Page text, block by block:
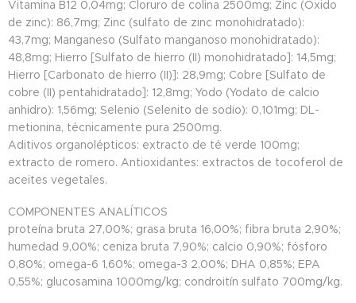
Vitamina B12 0,04mg; Cloruro de colina 2500mg; Zinc (Óxido
de zinc): 86,7mg; Zinc (sulfato de zinc monohidratado):
43,7mg; Manganeso (Sulfato manganoso monohidratado):
48,8mg; Hierro [Sulfato de hierro (II) monohidratado]: 14,5mg;
Hierro [Carbonato de hierro (II)]: 28,9mg; Cobre [Sulfato de
cobre (II) pentahidratado]: 12,8mg; Yodo (Yodato de calcio
anhidro): 1,56mg; Selenio (Selenito de sodio): 0,101mg; DL-
metionina, técnicamente pura 2500mg.
Aditivos organolépticos: extracto de té verde 100mg;
extracto de romero. Antioxidantes: extractos de tocoferol de
aceites vegetales.
COMPONENTES ANALÍTICOS
proteína bruta 27,00%; grasa bruta 16,00%; fibra bruta 2,90%;
humedad 9,00%; ceniza bruta 7,90%; calcio 0,90%; fósforo
0,80%; omega-6 1,60%; omega-3 2,00%; DHA 0,85%; EPA
0,55%; glucosamina 1000mg/kg; condroitín sulfato 700mg/kg.